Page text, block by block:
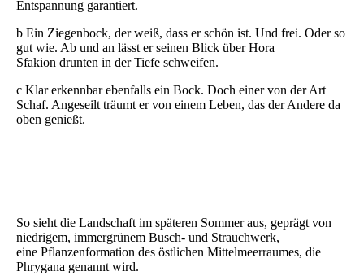
Entspannung garantiert.
b Ein Ziegenbock, der weiß, dass er schön ist. Und frei. Oder so
gut wie. Ab und an lässt er seinen Blick über Hora
Sfakion drunten in der Tiefe schweifen.
c Klar erkennbar ebenfalls ein Bock. Doch einer von der Art
Schaf. Angeseilt träumt er von einem Leben, das der Andere da
oben genießt.
So sieht die Landschaft im späteren Sommer aus, geprägt von
niedrigem, immergrünem Busch- und Strauchwerk,
eine Pflanzenformation des östlichen Mittelmeerraumes, die
Phrygana genannt wird.